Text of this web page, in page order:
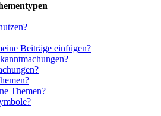
Beiträge einfügen?
Themen?